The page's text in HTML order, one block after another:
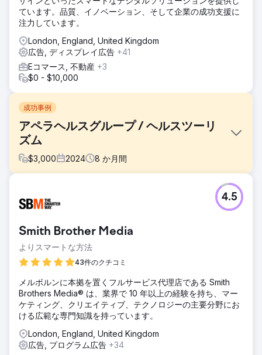
ています。品質、イノベーション、そして企業の成功支援に
注力しています。
London, England, United Kingdom
広告, ディスプレイ広告 +41
Eコマース, 不動産 +3
$0 - $10,000
成功事例
アペラヘルスグループ / ヘルスツーリ
ズム
$3,000 2024 8 か月間
国際肥満外科 – ケーススタディ 🎯 何が求められていたか？
• ルーマニア、英国、ドイツ、ニュージーランドで、質の高
ROASを向上させる • 多言語、多国間、スケーラブルな成長
モデルを確立する
ソリューション
チャ：Meta Ads + Google Search + WhatsAppベースのコ
ンバージョントンネル• ローカリゼーション：言語/メッセー
ジ/クリエイティブを国ごとに調整• 迅速な最適化：クリエイ
ティブとランディングページのA/Bテスト、毎週の入札調整•
運用リズム：リードへのレスポンス時間、リピートアウトリ
ーチ、アポイントメントトラッキングのための明確なプレイ
ブック
Smith Brother Media
よりスマートな方法
43件のクチコミ
4.5
メルボルンに本拠を置くフルサービス代理店である Smith
Brothers Media® は、業界で 10 年以上の経験を持ち、マー
ケティング、クリエイティブ、テクノロジーの主要分野にお
ける広範な専門知識を持っています。
London, England, United Kingdom
広告, プログラム広告 +34